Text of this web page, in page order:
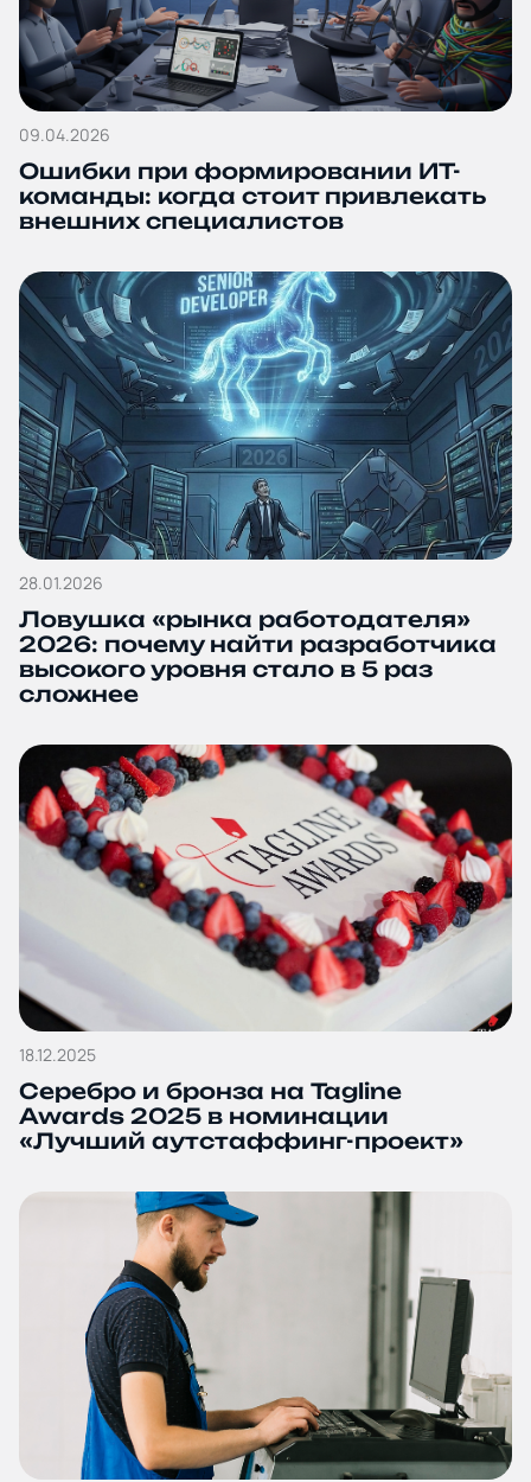
09.04.2026
Ошибки при формировании ИТ-
команды: когда стоит привлекать
внешних специалистов
28.01.2026
Ловушка «рынка работодателя»
2026: почему найти разработчика
высокого уровня стало в 5 раз
сложнее
18.12.2025
Серебро и бронза на Tagline
Awards 2025 в номинации
«Лучший аутстаффинг-проект»